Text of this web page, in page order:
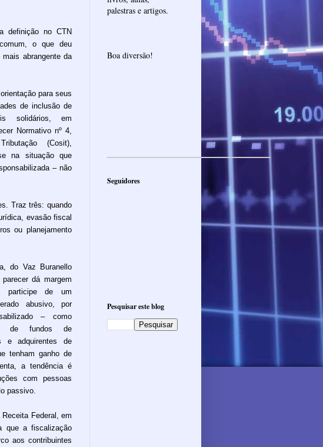
definição no CTN
o que deu
abrangente da
para seus
de inclusão de
solidários, em
Normativo nº 4,
(Cosit),
na situação que
– não
Traz três: quando
evasão fiscal
ou planejamento
do Vaz Buranello
dá margem
participe de um
abusivo, por
– como
de fundos de
e adquirentes de
tenham ganho de
a tendência é
com pessoas
passivo.
Federal, em
que a fiscalização
aos contribuintes
palestras e artigos.
Boa diversão!
Seguidores
Pesquisar este blog